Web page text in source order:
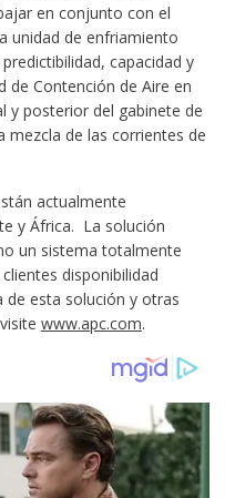
en conjunto con el
unidad de enfriamiento
capacidad y
de Contención de Aire en
y posterior del gabinete de
mezcla de las corrientes de
actualmente
y África. La solución
un sistema totalmente
disponibilidad
esta solución y otras
www.apc.com.